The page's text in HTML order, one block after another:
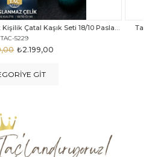
12 Kişilik Çatal Kaşık Bıçak Seti
TAC-5040
₺2.999,00
Taç
GIT